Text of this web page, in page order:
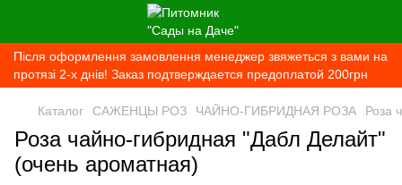
Після оформлення замовлення менеджер звяжеться з вами на
протязі 2-х днів! Заказ подтверждается предоплатой 200грн
Каталог САЖЕНЦЫ РОЗ ЧАЙНО-ГИБРИДНАЯ РОЗА Роза
Роза чайно-гибридная "Дабл Делайт"
(очень ароматная)